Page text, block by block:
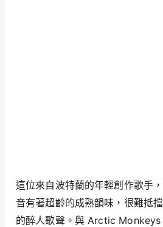
這位來自波特蘭的年輕創作歌手
音有著超齡的成熟韻味，很難抵
的醉人歌聲。與 Arctic